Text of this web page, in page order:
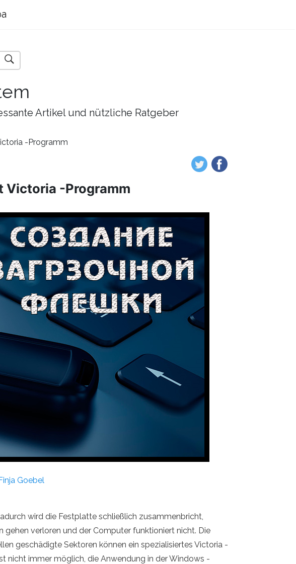
Artikel und nützliche Ratgeber
-Programm
Victoria -Programm
Goebel
wird die Festplatte schließlich zusammenbricht,
gehen verloren und der Computer funktioniert nicht. Die
geschädigte Sektoren können ein spezialisiertes Victoria -
nicht immer möglich, die Anwendung in der Windows -